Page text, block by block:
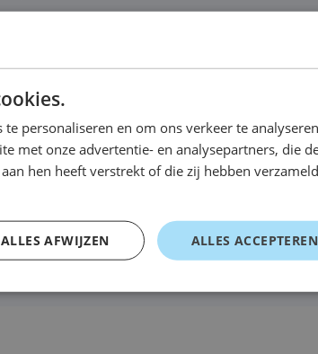
personaliseren en om ons verkeer te
met onze advertentie- en analysepartners, die
hen heeft verstrekt of die zij hebben
ALLES ACCEPTEREN
ALLES AFWIJZEN